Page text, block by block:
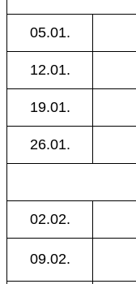
05.01.
12.01.
19.01.
26.01.
02.02.
09.02.